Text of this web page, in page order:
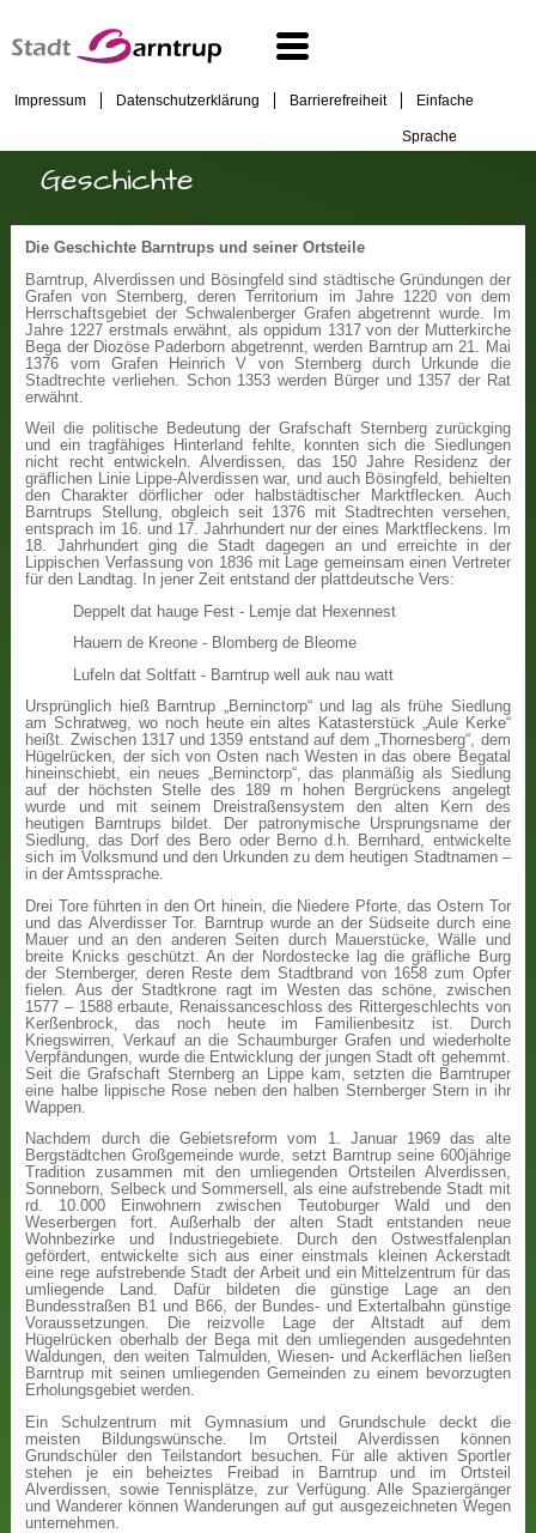
Impressum Datenschutzerklärung Barrierefreiheit Einfache
Sprache
Geschichte
Die Geschichte Barntrups und seiner Ortsteile
Barntrup, Alverdissen und Bösingfeld sind städtische Gründungen der
Grafen von Sternberg, deren Territorium im Jahre 1220 von dem
Herrschaftsgebiet der Schwalenberger Grafen abgetrennt wurde. Im
Jahre 1227 erstmals erwähnt, als oppidum 1317 von der Mutterkirche
Bega der Diozöse Paderborn abgetrennt, werden Barntrup am 21. Mai
1376 vom Grafen Heinrich V von Sternberg durch Urkunde die
Stadtrechte verliehen. Schon 1353 werden Bürger und 1357 der Rat
erwähnt.
Weil die politische Bedeutung der Grafschaft Sternberg zurückging
und ein tragfähiges Hinterland fehlte, konnten sich die Siedlungen
nicht recht entwickeln. Alverdissen, das 150 Jahre Residenz der
gräflichen Linie Lippe-Alverdissen war, und auch Bösingfeld, behielten
den Charakter dörflicher oder halbstädtischer Marktflecken. Auch
Barntrups Stellung, obgleich seit 1376 mit Stadtrechten versehen,
entsprach im 16. und 17. Jahrhundert nur der eines Marktfleckens. Im
18. Jahrhundert ging die Stadt dagegen an und erreichte in der
Lippischen Verfassung von 1836 mit Lage gemeinsam einen Vertreter
für den Landtag. In jener Zeit entstand der plattdeutsche Vers:
Deppelt dat hauge Fest - Lemje dat Hexennest
Hauern de Kreone - Blomberg de Bleome
Lufeln dat Soltfatt - Barntrup well auk nau watt
Ursprünglich hieß Barntrup „Berninctorp“ und lag als frühe Siedlung
am Schratweg, wo noch heute ein altes Katasterstück „Aule Kerke“
heißt. Zwischen 1317 und 1359 entstand auf dem „Thornesberg“, dem
Hügelrücken, der sich von Osten nach Westen in das obere Begatal
hineinschiebt, ein neues „Berninctorp“, das planmäßig als Siedlung
auf der höchsten Stelle des 189 m hohen Bergrückens angelegt
wurde und mit seinem Dreistraßensystem den alten Kern des
heutigen Barntrups bildet. Der patronymische Ursprungsname der
Siedlung, das Dorf des Bero oder Berno d.h. Bernhard, entwickelte
sich im Volksmund und den Urkunden zu dem heutigen Stadtnamen –
in der Amtssprache.
Drei Tore führten in den Ort hinein, die Niedere Pforte, das Ostern Tor
und das Alverdisser Tor. Barntrup wurde an der Südseite durch eine
Mauer und an den anderen Seiten durch Mauerstücke, Wälle und
breite Knicks geschützt. An der Nordostecke lag die gräfliche Burg
der Sternberger, deren Reste dem Stadtbrand von 1658 zum Opfer
fielen. Aus der Stadtkrone ragt im Westen das schöne, zwischen
1577 – 1588 erbaute, Renaissanceschloss des Rittergeschlechts von
Kerßenbrock, das noch heute im Familienbesitz ist. Durch
Kriegswirren, Verkauf an die Schaumburger Grafen und wiederholte
Verpfändungen, wurde die Entwicklung der jungen Stadt oft gehemmt.
Seit die Grafschaft Sternberg an Lippe kam, setzten die Barntruper
eine halbe lippische Rose neben den halben Sternberger Stern in ihr
Wappen.
Nachdem durch die Gebietsreform vom 1. Januar 1969 das alte
Bergstädtchen Großgemeinde wurde, setzt Barntrup seine 600jährige
Tradition zusammen mit den umliegenden Ortsteilen Alverdissen,
Sonneborn, Selbeck und Sommersell, als eine aufstrebende Stadt mit
rd. 10.000 Einwohnern zwischen Teutoburger Wald und den
Weserbergen fort. Außerhalb der alten Stadt entstanden neue
Wohnbezirke und Industriegebiete. Durch den Ostwestfalenplan
gefördert, entwickelte sich aus einer einstmals kleinen Ackerstadt
eine rege aufstrebende Stadt der Arbeit und ein Mittelzentrum für das
umliegende Land. Dafür bildeten die günstige Lage an den
Bundesstraßen B1 und B66, der Bundes- und Extertalbahn günstige
Voraussetzungen. Die reizvolle Lage der Altstadt auf dem
Hügelrücken oberhalb der Bega mit den umliegenden ausgedehnten
Waldungen, den weiten Talmulden, Wiesen- und Ackerflächen ließen
Barntrup mit seinen umliegenden Gemeinden zu einem bevorzugten
Erholungsgebiet werden.
Ein Schulzentrum mit Gymnasium und Grundschule deckt die
meisten Bildungswünsche. Im Ortsteil Alverdissen können
Grundschüler den Teilstandort besuchen. Für alle aktiven Sportler
stehen je ein beheiztes Freibad in Barntrup und im Ortsteil
Alverdissen, sowie Tennisplätze, zur Verfügung. Alle Spaziergänger
und Wanderer können Wanderungen auf gut ausgezeichneten Wegen
unternehmen.